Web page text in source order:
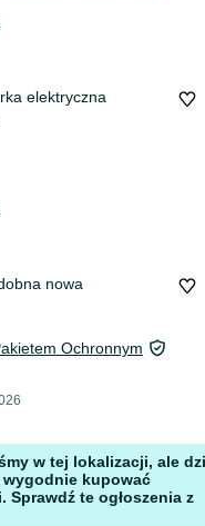
elektryczna
nowa
Ochronnym
w tej lokalizacji, ale
wygodnie kupować
Sprawdź te ogłoszenia z